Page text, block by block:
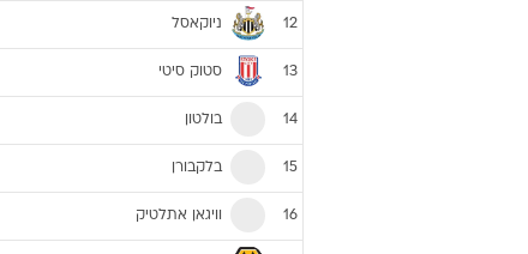
12 ניוקאסל
13 סטוק סיטי
14 בולטון
15 בלקבורן
16 וויגאן אתלטיק